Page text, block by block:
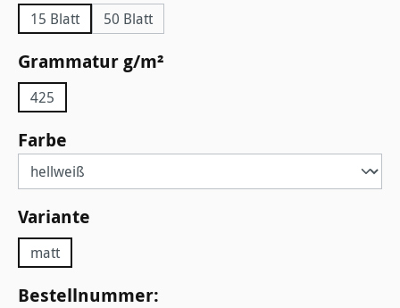
15 Blatt 50 Blatt
Grammatur g/m²
425
Farbe
Variante
matt
Bestellnummer: